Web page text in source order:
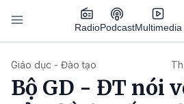
Nhảy đến nội dung
RadioPodcastMultimedia
Giáo dục - Đào tạo
Bộ GD - ĐT nói